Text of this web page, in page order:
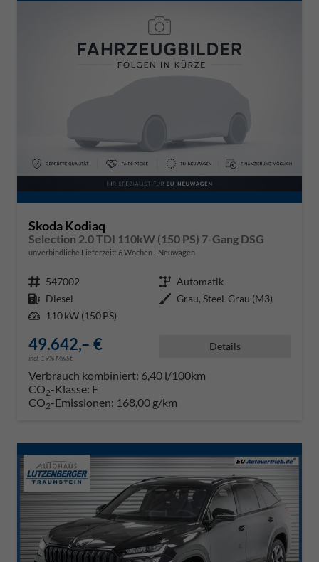
Skoda Kodiaq
Selection 2.0 TDI 110kW (150 PS) 7-Gang DSG
unverbindliche Lieferzeit: 6 Wochen Neuwagen
Fahrzeugnr. 547002 Getriebe Automatik
Kraftstoff Diesel Außenfarbe Grau, Steel-Grau (M3)
Leistung 110 kW (150 PS)
49.642,– €
incl. 19% MwSt.
Details
Verbrauch kombiniert: 6,40 l/100km
CO2-Klasse: F
CO2-Emissionen: 168,00 g/km